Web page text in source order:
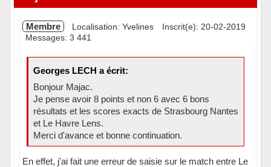
Membre Localisation: Yvelines
Inscrit(e): 20-02-2019
Messages: 3 441
Georges LECH a écrit:
Bonjour Majac.
Je pense avoir 8 points et non 6 avec 6 bons
résultats et les scores exacts de Strasbourg Nantes
et Le Havre Lens.
Merci d'avance et bonne continuation.
En effet, j'ai fait une erreur de saisie sur le match entre Le